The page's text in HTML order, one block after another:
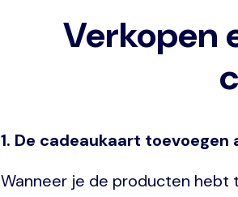
Verkopen
1. De cadeaukaart
Wanneer je de producten hebt